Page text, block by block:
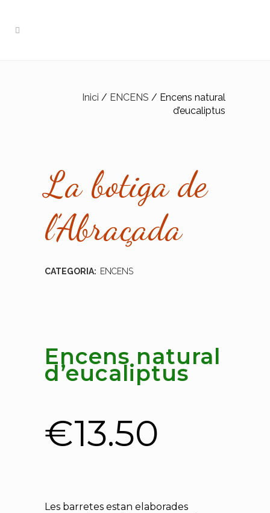
Inici / ENCENS / Encens natural
d’eucaliptus
La botiga de
l’Abraçada
CATEGORIA: ENCENS
Encens natural
d’eucaliptus
€13.50
Les barretes estan elaborades